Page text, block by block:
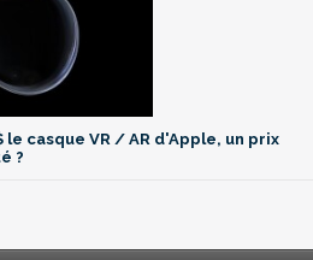
le casque VR / AR d'Apple, un prix
?